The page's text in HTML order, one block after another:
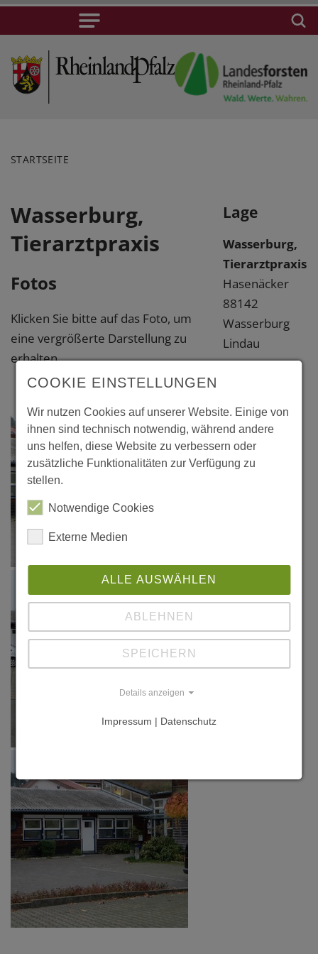
STARTSEITE
Wasserburg,
Tierarztpraxis
Fotos
Klicken Sie bitte auf das Foto, um
eine vergrößerte Darstellung zu
erhalten.
Lage
Wasserburg,
Tierarztpraxis
Hasenäcker
88142
Wasserburg
Lindau
COOKIE EINSTELLUNGEN
Wir nutzen Cookies auf unserer Website. Einige von
ihnen sind technisch notwendig, während andere
uns helfen, diese Website zu verbessern oder
zusätzliche Funktionalitäten zur Verfügung zu
stellen.
Notwendige Cookies
Externe Medien
ALLE AUSWÄHLEN
ABLEHNEN
SPEICHERN
Details anzeigen
Impressum | Datenschutz